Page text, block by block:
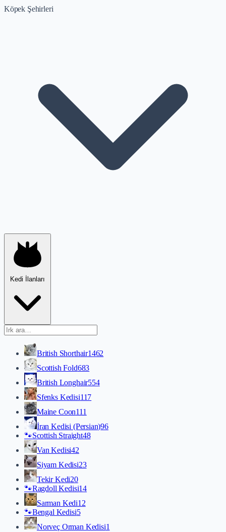
Köpek Şehirleri
Kedi İlanları
British Shorthair1462
Scottish Fold683
British Longhair554
Sfenks Kedisi117
Maine Coon111
İran Kedisi (Persian)96
🐾Scottish Straight48
Van Kedisi42
Siyam Kedisi23
Tekir Kedi20
🐾Ragdoll Kedisi14
Sarman Kedi12
🐾Bengal Kedisi5
Norveç Orman Kedisi1